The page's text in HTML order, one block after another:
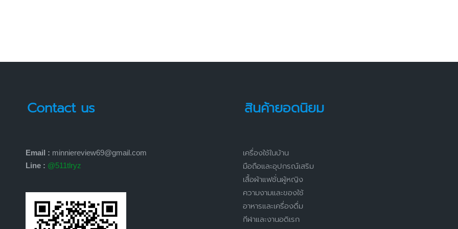
Contact us
Email : minniereview69@gmail.com
Line : @511tlryz
สินค้ายอดนิยม
เครื่องใช้ในบ้าน
มือถือและอุปกรณ์เสริม
เสื้อผ้าแฟชั่นผู้หญิง
ความงามและของใช้
อาหารและเครื่องดื่ม
กีฬาและงานอดิเรก